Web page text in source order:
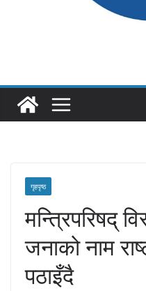
गृहपृष्ठ
मन्त्रिपरिषद्
जनाको नाम
पठाइँदै